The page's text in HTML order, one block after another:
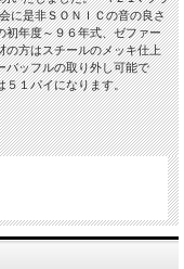
に是非ＳＯＮＩＣの音の良さ
初年度～９６年式、ゼファー
の方はスチールのメッキ仕上
バッフルの取り外し可能で
５１パイになります。